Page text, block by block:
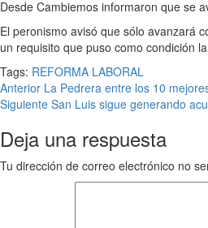
Desde Cambiemos informaron que se
El peronismo avisó que sólo avanzará
un requisito que puso como condición
Tags: REFORMA LABORAL
Anterior La Pedrera entre los 10
Siguiente San Luis sigue generando
Deja una respuesta
Tu dirección de correo electrónico no